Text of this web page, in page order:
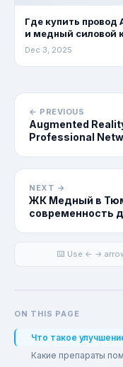
Где купить
и медный силовой
Dec 3, 2025
← PREVIOUS
Augmented
Professional
NEXT →
ЖК Медный в
современность
⌨️ Use ← →
ON THIS PAGE
Что такое
Какие препараты